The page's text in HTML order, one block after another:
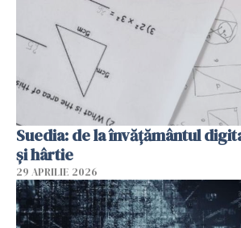
Suedia: de la învățământul
și hârtie
29 APRILIE 2026